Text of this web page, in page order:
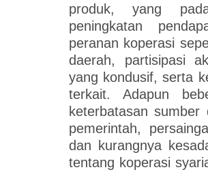
produk, yang
peningkatan
peranan koperasi
daerah, partisipasi
yang kondusif, serta
terkait. Adapun
keterbatasan
pemerintah,
dan kurangnya
tentang koperasi